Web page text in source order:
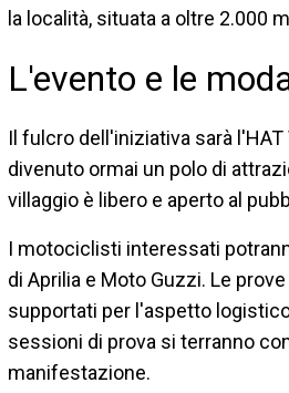
la località, situata a oltre 2.000
L'evento e le
Il fulcro dell'iniziativa sarà
divenuto ormai un polo di
villaggio è libero e aperto al
I motociclisti interessati
di Aprilia e Moto Guzzi. Le
supportati per l'aspetto
sessioni di prova si terranno
manifestazione.